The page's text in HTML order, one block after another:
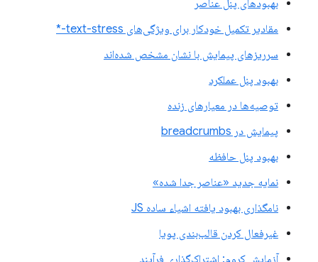
بهبودهای پنل عناصر
مقادیر تکمیل خودکار برای ویژگی‌های text-stress-*
سرریزهای پیمایش با نشان مشخص شده‌اند
بهبود پنل عملکرد
توصیه‌ها در معیارهای زنده
پیمایش در breadcrumbs
بهبود پنل حافظه
نمایه جدید «عناصر جدا شده»
نامگذاری بهبود یافته اشیاء ساده JS
غیرفعال کردن قالب‌بندی پویا
آزمایش کروم: اشتراک‌گذاری فرآیند